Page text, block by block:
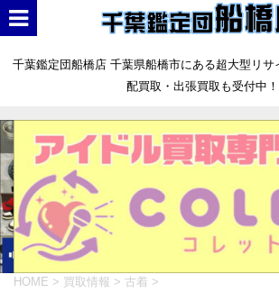
千葉鑑定団船橋店 千葉県船橋市にある超大型リ
配買取・出張買取も受付中！
HOME > 買取情報 > 古着 >